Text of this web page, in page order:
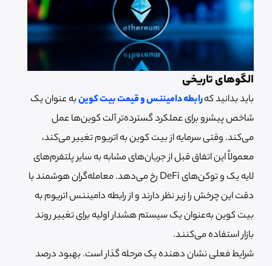
الگوهای تاریخی
باید بدانید کهرابطه دامیننس و قیمت بیت کوینبه عنوان یک
شاخص پیشرو برای عملکرد گسترده‌تر آلت کوین‌ها عمل
می‌کند. وقتی سرمایه از بیت کوین به اتریوم تغییر می‌کند،
معمولاً این اتفاق قبل از جریان‌های مشابه به سایر پلتفرم‌های
لایه یک و توکن‌های DeFi رخ می‌دهد. معامله‌گران هوشمند با
دقت این چرخش را زیر نظر دارند و از رابطه دامیننس اتریوم به
بیت کوین به‌عنوان یک سیستم هشدار اولیه برای تغییر روند
بازار استفاده می‌کنند.
شرایط فعلی نشان دهنده یک مرحله گذار است. بهبود درصد